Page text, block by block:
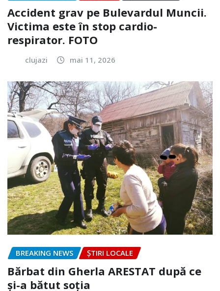
Accident grav pe Bulevardul Muncii.
Victima este în stop cardio-
respirator. FOTO
clujazi mai 11, 2026
BREAKING NEWS ȘTIRI LOCALE
Bărbat din Gherla ARESTAT după ce
și-a bătut soția